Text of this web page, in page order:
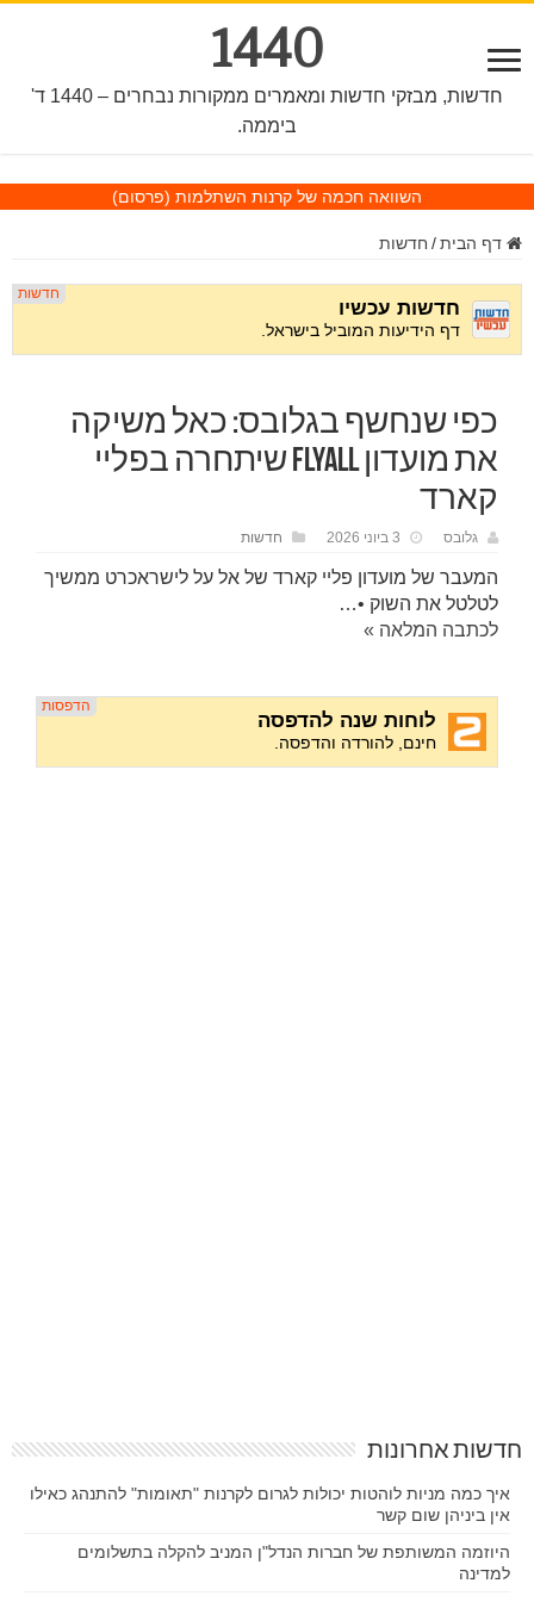
1440
חדשות, מבזקי חדשות ומאמרים ממקורות נבחרים – 1440 ד'
ביממה.
השוואה חכמה של קרנות השתלמות (פרסום)
דף הבית / חדשות
כפי שנחשף בגלובס: כאל משיקה
את מועדון FlyAll שיתחרה בפליי
קארד
גלובס 3 ביוני 2026 חדשות
המעבר של מועדון פליי קארד של אל על לישראכרט ממשיך
לטלטל את השוק •…
לכתבה המלאה »
חדשות אחרונות
איך כמה מניות לוהטות יכולות לגרום לקרנות "תאומות" להתנהג כאילו
אין ביניהן שום קשר
היוזמה המשותפת של חברות הנדל"ן המניב להקלה בתשלומים
למדינה